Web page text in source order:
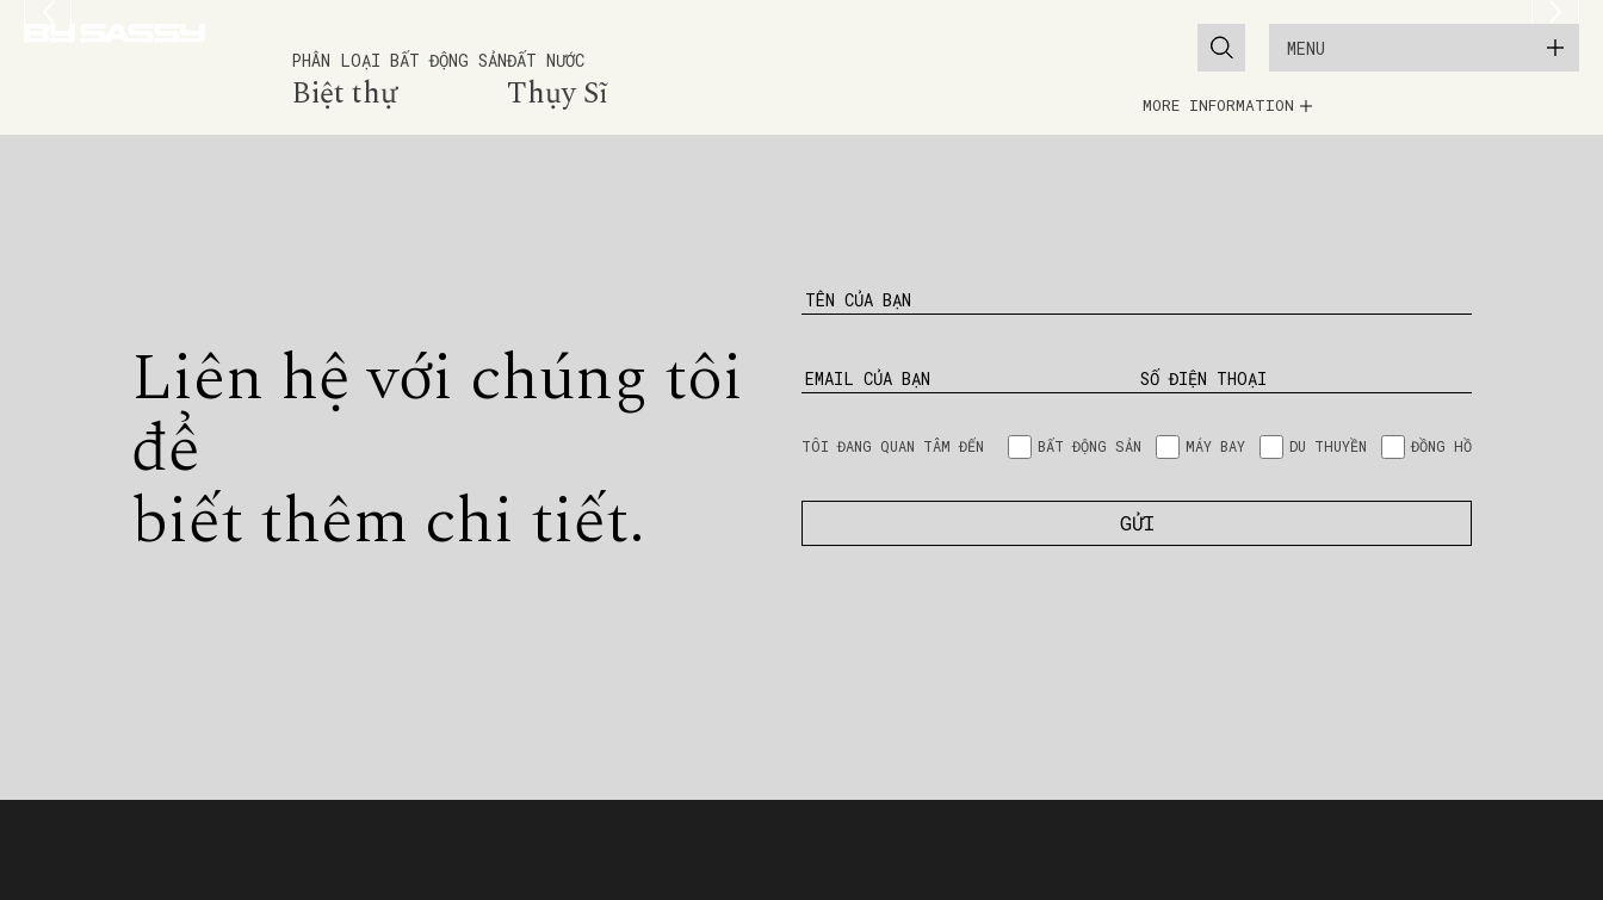
MENU
PHÂN LOẠI BẤT ĐỘNG SẢN
Biệt thự
ĐẤT NƯỚC
Thụy Sĩ MORE INFORMATION
Liên hệ với chúng tôi
để
biết thêm chi tiết.
TÊN CỦA BẠN
EMAIL CỦA BẠN SỐ ĐIỆN THOẠI
TÔI ĐANG QUAN TÂM ĐẾN BẤT ĐỘNG SẢN MÁY BAY DU THUYỀN ĐỒNG HỒ